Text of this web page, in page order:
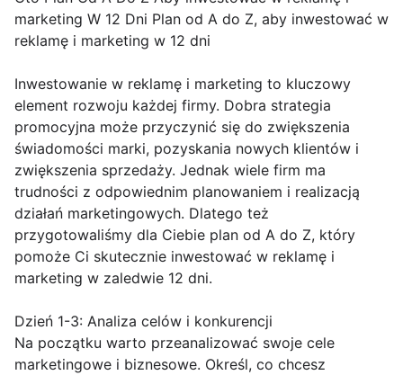
marketing W 12 Dni Plan od A do Z, aby inwestować w
reklamę i marketing w 12 dni
Inwestowanie w reklamę i marketing to kluczowy
element rozwoju każdej firmy. Dobra strategia
promocyjna może przyczynić się do zwiększenia
świadomości marki, pozyskania nowych klientów i
zwiększenia sprzedaży. Jednak wiele firm ma
trudności z odpowiednim planowaniem i realizacją
działań marketingowych. Dlatego też
przygotowaliśmy dla Ciebie plan od A do Z, który
pomoże Ci skutecznie inwestować w reklamę i
marketing w zaledwie 12 dni.
Dzień 1-3: Analiza celów i konkurencji
Na początku warto przeanalizować swoje cele
marketingowe i biznesowe. Określ, co chcesz